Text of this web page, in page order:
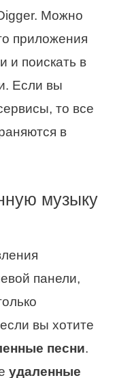
Можно
приложения
и поискать в
Если вы
то все
в
музыку
панели,
вы хотите
песни.
удаленные